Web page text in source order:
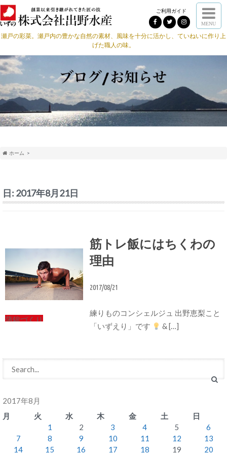
ご利用ガイド
MENU
瀬戸の彩菜。瀬戸内の豊かな自然の素材、風味を十分に活かし、ていねいに作り上
げた職人の味。
ホーム
日: 2017年8月21日
蒲鉾づくり
筋トレ飯にはちくわの
理由
2017/08/21
練りものコンシェルジュ 出野恵梨こと
「いずえり」です
& […]
2017年8月
月
火 水 木 金 土
日
1
2 3 4 5
6
7
8 9 10 11 12
13
14
15 16 17 18 19
20